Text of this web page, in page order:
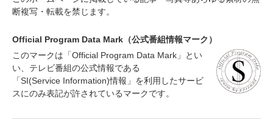
断複写・転載を禁じます。
Official Program Data Mark（公式番組情報マーク）
このマークは「Official Program Data Mark」とい
い、テレビ番組の公式情報である
「SI(Service Information)情報」を利用したサービ
スにのみ表記が許されているマークです。